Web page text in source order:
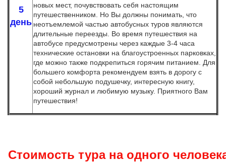
5
день
новых мест, почувствовать себя настоящим
путешественником. Но Вы должны понимать, что
неотъемлемой частью автобусных туров являются
длительные переезды. Во время путешествия на
автобусе предусмотрены через каждые 3-4 часа
технические остановки на благоустроенных парковках,
где можно также подкрепиться горячим питанием. Для
большего комфорта рекомендуем взять в дорогу с
собой небольшую подушечку, интересную книгу,
хороший журнал и любимую музыку. Приятного Вам
путешествия!
Стоимость тура на одного